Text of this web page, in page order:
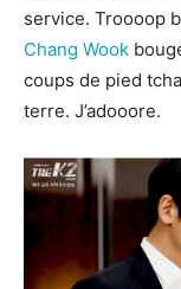
service. Troooop
Chang Wook
coups de pied
terre. J’adooore.